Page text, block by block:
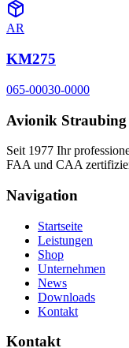
AR
KM275
065-00030-0000
Avionik Straubing
Seit 1977 Ihr
FAA und CAA
Navigation
Startseite
Leistungen
Shop
Unternehmen
News
Downloads
Kontakt
Kontakt